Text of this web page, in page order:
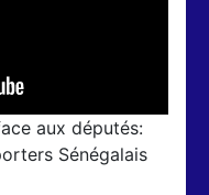
aux députés:
Sénégalais